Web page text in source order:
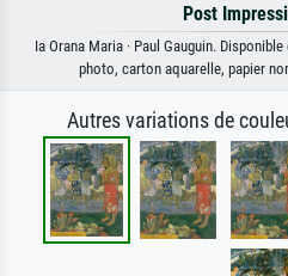
Post
Ia Orana Maria · Paul Gauguin.
photo, carton aquarelle, papier
Autres variations de